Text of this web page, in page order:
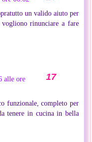
un valido aiuto per
rinunciare a fare
alle ore
funzionale, completo per
tenere in cucina in bella